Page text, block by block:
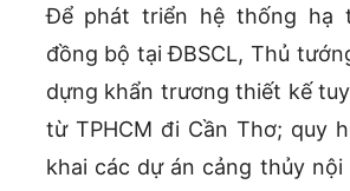
Để phát triển hệ thống hạ
đồng bộ tại ĐBSCL, Thủ
dựng khẩn trương thiết kế
từ TPHCM đi Cần Thơ; quy
khai các dự án cảng thủy nội